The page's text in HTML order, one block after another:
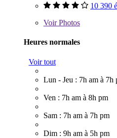
10 390
VoirPhotos
Heures normales
Voir tout
Lun - Jeu : 7h am à 7h
Ven : 7h am à 8h pm
Sam : 7h am à 7h pm
Dim : 9h am à 5h pm